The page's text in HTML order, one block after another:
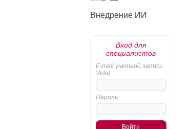
Внедрение ИИ
Вход для
специалистов
E-mail учетной записи
Vidal:
Пароль: